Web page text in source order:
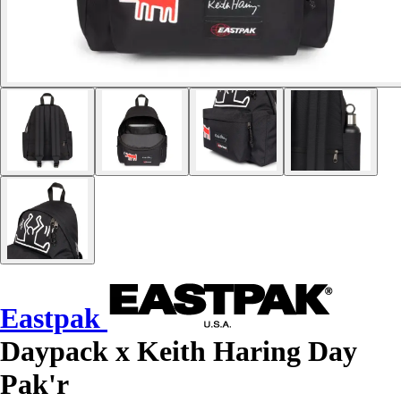
Eastpak
Daypack x Keith Haring Day
Pak'r